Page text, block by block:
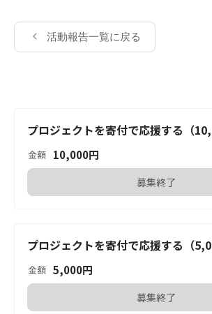
活動報告一覧に戻る
プロジェクトを寄付で応援する（
金額 10,000円
募集終了
プロジェクトを寄付で応援する（
金額 5,000円
募集終了